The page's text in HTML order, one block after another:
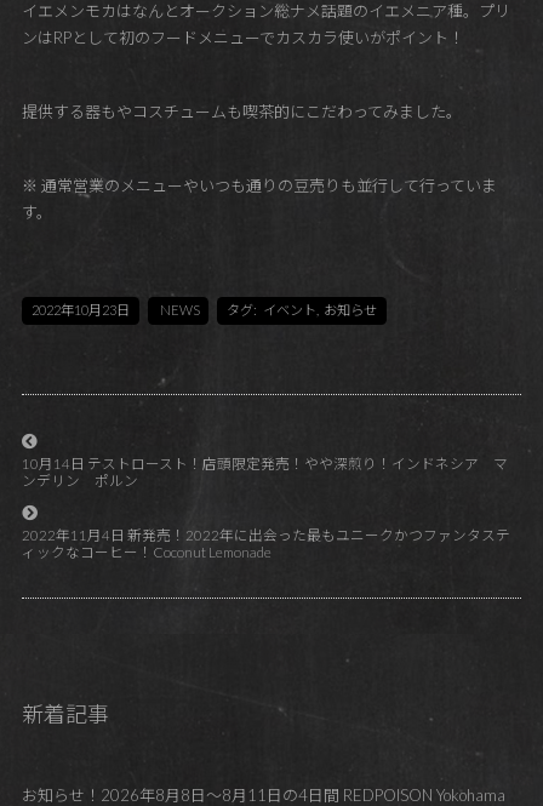
イエメンモカはなんとオークション総ナメ話題のイエメニア種。プリ
ンはRPとして初のフードメニューでカスカラ使いがポイント！
提供する器もやコスチュームも喫茶的にこだわってみました。
※ 通常営業のメニューやいつも通りの豆売りも並行して行っていま
す。
2022年10月23日 NEWS タグ: イベント お知らせ
10月14日 テストロースト！店頭限定発売！やや深煎り！インドネシア マ
ンデリン ポルン
2022年11月4日 新発売！2022年に出会った最もユニークかつファンタステ
ィックなコーヒー！Coconut Lemonade
新着記事
お知らせ！2026年8月8日～8月11日の4日間 REDPOISON Yokohama